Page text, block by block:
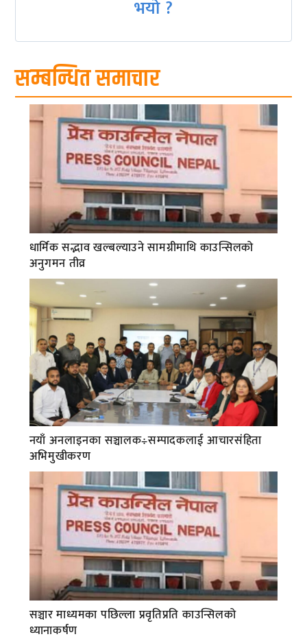
भयो ?
सम्बन्धित समाचार
धार्मिक सद्भाव खल्बल्याउने सामग्रीमाथि काउन्सिलको
अनुगमन तीव्र
नयाँ अनलाइनका सञ्चालक÷सम्पादकलाई आचारसंहिता
अभिमुखीकरण
सञ्चार माध्यमका पछिल्ला प्रवृतिप्रति काउन्सिलको
ध्यानाकर्षण